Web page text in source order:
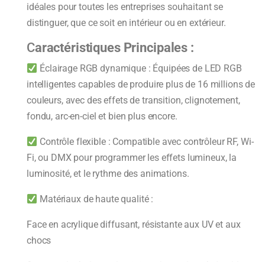
idéales pour toutes les entreprises souhaitant se
distinguer, que ce soit en intérieur ou en extérieur.
Caractéristiques Principales :
Éclairage RGB dynamique : Équipées de LED RGB
intelligentes capables de produire plus de 16 millions de
couleurs, avec des effets de transition, clignotement,
fondu, arc-en-ciel et bien plus encore.
Contrôle flexible : Compatible avec contrôleur RF, Wi-
Fi, ou DMX pour programmer les effets lumineux, la
luminosité, et le rythme des animations.
Matériaux de haute qualité :
Face en acrylique diffusant, résistante aux UV et aux
chocs